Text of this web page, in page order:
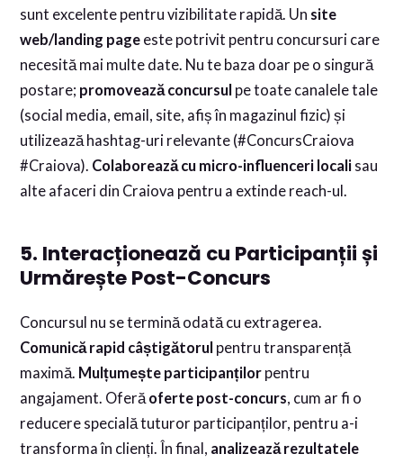
sunt excelente pentru vizibilitate rapidă. Un site
web/landing page este potrivit pentru concursuri care
necesită mai multe date. Nu te baza doar pe o singură
postare; promovează concursul pe toate canalele tale
(social media, email, site, afiș în magazinul fizic) și
utilizează hashtag-uri relevante (#ConcursCraiova
#Craiova). Colaborează cu micro-influenceri locali sau
alte afaceri din Craiova pentru a extinde reach-ul.
5. Interacționează cu Participanții și
Urmărește Post-Concurs
Concursul nu se termină odată cu extragerea.
Comunică rapid câștigătorul pentru transparență
maximă. Mulțumește participanților pentru
angajament. Oferă oferte post-concurs, cum ar fi o
reducere specială tuturor participanților, pentru a-i
transforma în clienți. În final, analizează rezultatele